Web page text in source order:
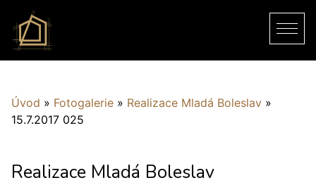
Úvod » Fotogalerie » Realizace Mladá Boleslav »
15.7.2017 025
Realizace Mladá Boleslav